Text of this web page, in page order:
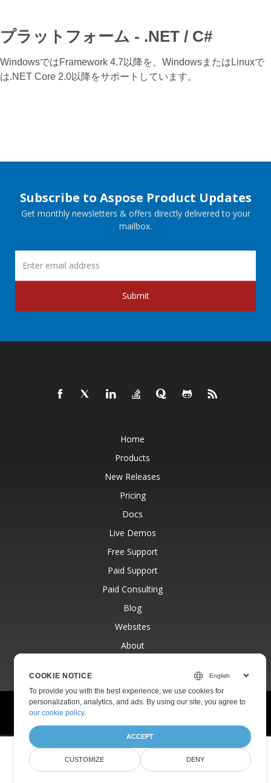
プラットフォーム - .NET / C#
WindowsではFramework 4.7以降を、WindowsまたはLinuxで
は.NET Core 2.0以降をサポートしています。
Subscribe to Aspose Product Updates
Get monthly newsletters & offers directly delivered to your
mailbox.
Submit
Home
Products
New Releases
Pricing
Docs
Live Demos
Free Support
Paid Support
Paid Consulting
Blog
Websites
About
© Aspose Pty Ltd 2001-2026.All Rights Reserved.
Privacy Policy
COOKIE NOTICE
To provide you with the best experience, we use cookies for
personalization, analytics, and ads. By using our site, you agree to
our cookie policy.
ACCEPT
CUSTOMIZE DENY